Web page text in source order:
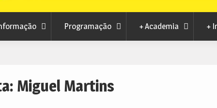
Programação + Academia +
Miguel Martins